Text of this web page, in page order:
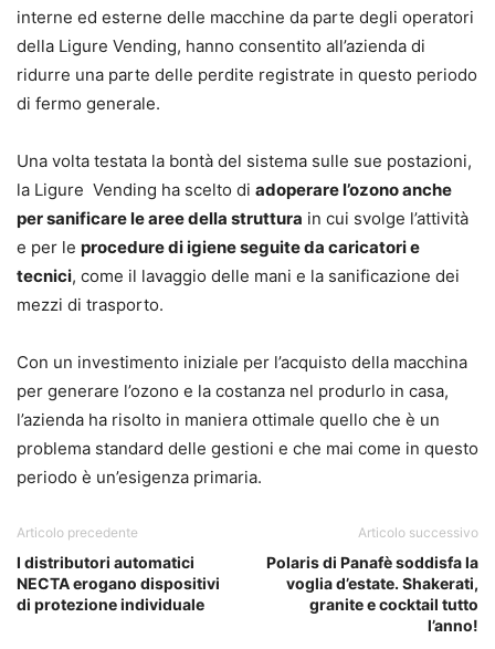
interne ed esterne delle macchine da parte degli operatori
della Ligure Vending, hanno consentito all’azienda di
ridurre una parte delle perdite registrate in questo periodo
di fermo generale.
Una volta testata la bontà del sistema sulle sue postazioni,
la Ligure Vending ha scelto di adoperare l’ozono anche
per sanificare le aree della struttura in cui svolge l’attività
e per le procedure di igiene seguite da caricatori e
tecnici, come il lavaggio delle mani e la sanificazione dei
mezzi di trasporto.
Con un investimento iniziale per l’acquisto della macchina
per generare l’ozono e la costanza nel produrlo in casa,
l’azienda ha risolto in maniera ottimale quello che è un
problema standard delle gestioni e che mai come in questo
periodo è un’esigenza primaria.
Articolo precedente
I distributori automatici
NECTA erogano dispositivi
di protezione individuale
Articolo successivo
Polaris di Panafè soddisfa la
voglia d’estate. Shakerati,
granite e cocktail tutto
l’anno!